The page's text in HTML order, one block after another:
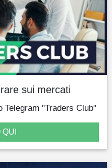
sui mercati
Telegram "Traders Club"
QUI